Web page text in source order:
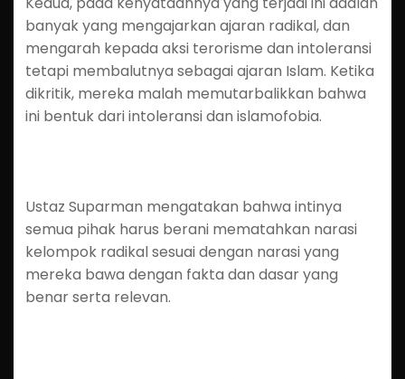
banyak yang mengajarkan ajaran radikal, dan
mengarah kepada aksi terorisme dan intoleransi
tetapi membalutnya sebagai ajaran Islam. Ketika
dikritik, mereka malah memutarbalikkan bahwa
ini bentuk dari intoleransi dan islamofobia.
Ustaz Suparman mengatakan bahwa intinya
semua pihak harus berani mematahkan narasi
kelompok radikal sesuai dengan narasi yang
mereka bawa dengan fakta dan dasar yang
benar serta relevan.